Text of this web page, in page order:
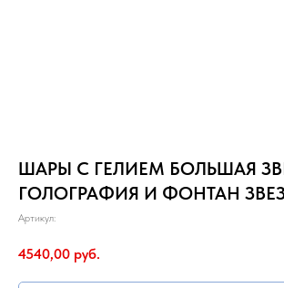
ШАРЫ С ГЕЛИЕМ БОЛЬШАЯ
ГОЛОГРАФИЯ И ФОНТАН
Артикул:
4540,00 руб.